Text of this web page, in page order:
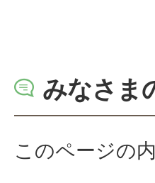
みなさま
このページの